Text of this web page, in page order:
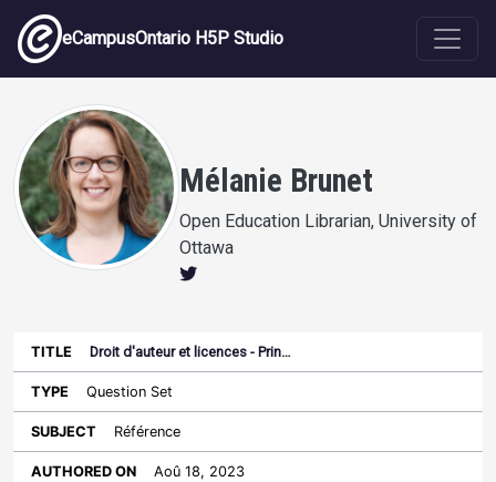
Skip to main content
eCampusOntario H5P Studio
Mélanie Brunet
Open Education Librarian, University of
Ottawa
Title Type Subject
on
Sort ascending
License
Droit d'auteur et licences - Prin…
Question Set
Référence
Aoû 18, 2023